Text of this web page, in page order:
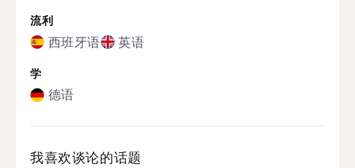
流利
西班牙语 英语
学
德语
我喜欢谈论的话题